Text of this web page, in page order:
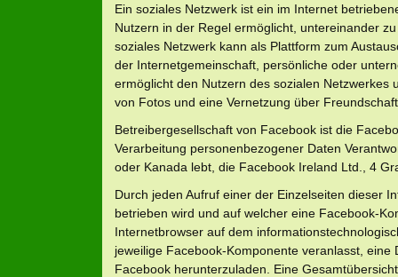
Ein soziales Netzwerk ist ein im Internet
Nutzern in der Regel ermöglicht, untereinander
soziales Netzwerk kann als Plattform zum
der Internetgemeinschaft, persönliche oder
ermöglicht den Nutzern des sozialen
von Fotos und eine Vernetzung über
Betreibergesellschaft von Facebook ist die
Verarbeitung personenbezogener Daten
oder Kanada lebt, die Facebook Ireland Ltd., 4
Durch jeden Aufruf einer der Einzelseiten dieser
betrieben wird und auf welcher eine Facebook-
Internetbrowser auf dem
jeweilige Facebook-Komponente veranlasst,
Facebook herunterzuladen. Eine